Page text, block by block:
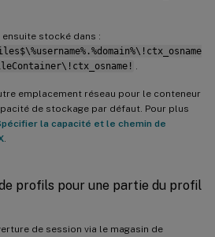
stocké dans :
emplacement réseau pour le conteneur
de stockage par défaut. Pour plus
la capacité et le chemin de
profils pour une partie du profil
de session via le magasin de